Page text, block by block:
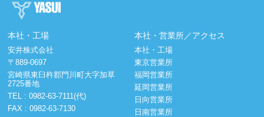
本社・工場
安井株式会社
〒889-0697
宮崎県東臼杵郡門川町大字加草
2725番地
TEL :0982-63-7111(代)
FAX : 0982-63-7130
本社・営業所／アクセス
本社・工場
東京営業所
福岡営業所
延岡営業所
日向営業所
日南営業所